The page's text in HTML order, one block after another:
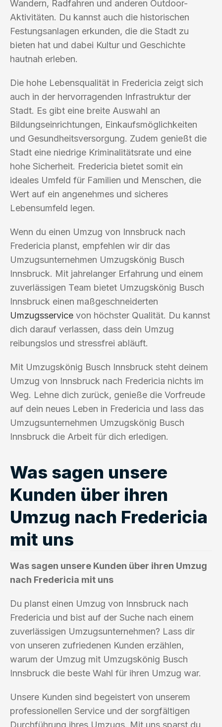
Wandern, Radfahren und anderen Outdoor-
Aktivitäten. Du kannst auch die historischen
Festungsanlagen erkunden, die die Stadt zu
bieten hat und dabei Kultur und Geschichte
hautnah erleben.
Die hohe Lebensqualität in Fredericia zeigt sich
auch in der hervorragenden Infrastruktur der
Stadt. Es gibt eine breite Auswahl an
Bildungseinrichtungen, Einkaufsmöglichkeiten
und Gesundheitsversorgung. Zudem genießt die
Stadt eine niedrige Kriminalitätsrate und eine
hohe Sicherheit. Fredericia bietet somit ein
ideales Umfeld für Familien und Menschen, die
Wert auf ein angenehmes und sicheres
Lebensumfeld legen.
Wenn du einen Umzug von Innsbruck nach
Fredericia planst, empfehlen wir dir das
Umzugsunternehmen Umzugskönig Busch
Innsbruck. Mit jahrelanger Erfahrung und einem
zuverlässigen Team bietet Umzugskönig Busch
Innsbruck einen maßgeschneiderten
Umzugsservice von höchster Qualität. Du kannst
dich darauf verlassen, dass dein Umzug
reibungslos und stressfrei abläuft.
Mit Umzugskönig Busch Innsbruck steht deinem
Umzug von Innsbruck nach Fredericia nichts im
Weg. Lehne dich zurück, genieße die Vorfreude
auf dein neues Leben in Fredericia und lass das
Umzugsunternehmen Umzugskönig Busch
Innsbruck die Arbeit für dich erledigen.
Was sagen unsere
Kunden über ihren
Umzug nach Fredericia
mit uns
Was sagen unsere Kunden über ihren Umzug
nach Fredericia mit uns
Du planst einen Umzug von Innsbruck nach
Fredericia und bist auf der Suche nach einem
zuverlässigen Umzugsunternehmen? Lass dir
von unseren zufriedenen Kunden erzählen,
warum der Umzug mit Umzugskönig Busch
Innsbruck die beste Wahl für ihren Umzug war.
Unsere Kunden sind begeistert von unserem
professionellen Service und der sorgfältigen
Durchführung ihres Umzugs. Mit uns sparst du